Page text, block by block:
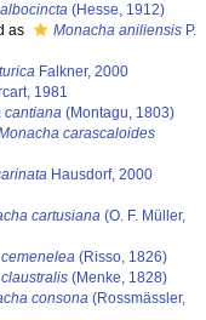
(Hesse, 1912)
as Monacha aniliensisP.
Falkner, 2000
1981
cantiana(Montagu, 1803)
carascaloides
Hausdorf, 2000
cartusiana(O. F. Müller,
(Risso, 1826)
(Menke, 1828)
consona(Rossmässler,